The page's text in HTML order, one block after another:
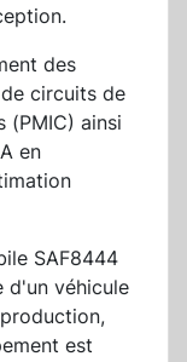
des
circuits de
(PMIC) ainsi
en
SAF8444
d'un véhicule
est